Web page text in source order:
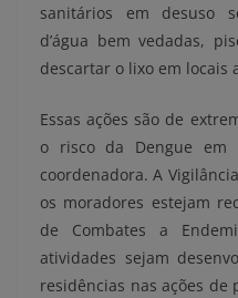
sanitários em desuso
d’água bem vedadas,
descartar o lixo em locais
Essas ações são de
o risco da Dengue em
coordenadora. A
os moradores estejam
de Combates a
atividades sejam
residências nas ações de